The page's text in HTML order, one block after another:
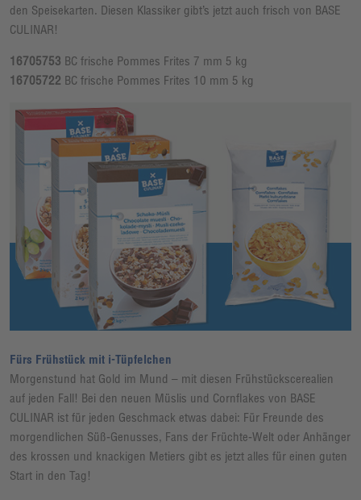
den Speisekarten. Diesen Klassiker gibt’s jetzt auch frisch von BASE
CULINAR!
16705753 BC frische Pommes Frites 7 mm 5 kg
16705722 BC frische Pommes Frites 10 mm 5 kg
Fürs Frühstück mit i-Tüpfelchen
Morgenstund hat Gold im Mund – mit diesen Frühstückscerealien
auf jeden Fall! Bei den neuen Müslis und Cornflakes von BASE
CULINAR ist für jeden Geschmack etwas dabei: Für Freunde des
morgendlichen Süß-Genusses, Fans der Früchte-Welt oder Anhänger
des krossen und knackigen Metiers gibt es jetzt alles für einen guten
Start in den Tag!